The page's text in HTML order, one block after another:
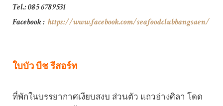
Tel.: 085 6789531
Facebook : https://www.facebook.com/seafoodclubbangsaen/
ใบบัว บีช รีสอร์ท
ที่พักในบรรยากาศเงียบสงบ ส่วนตัว แถวอ่างศิลา โดด